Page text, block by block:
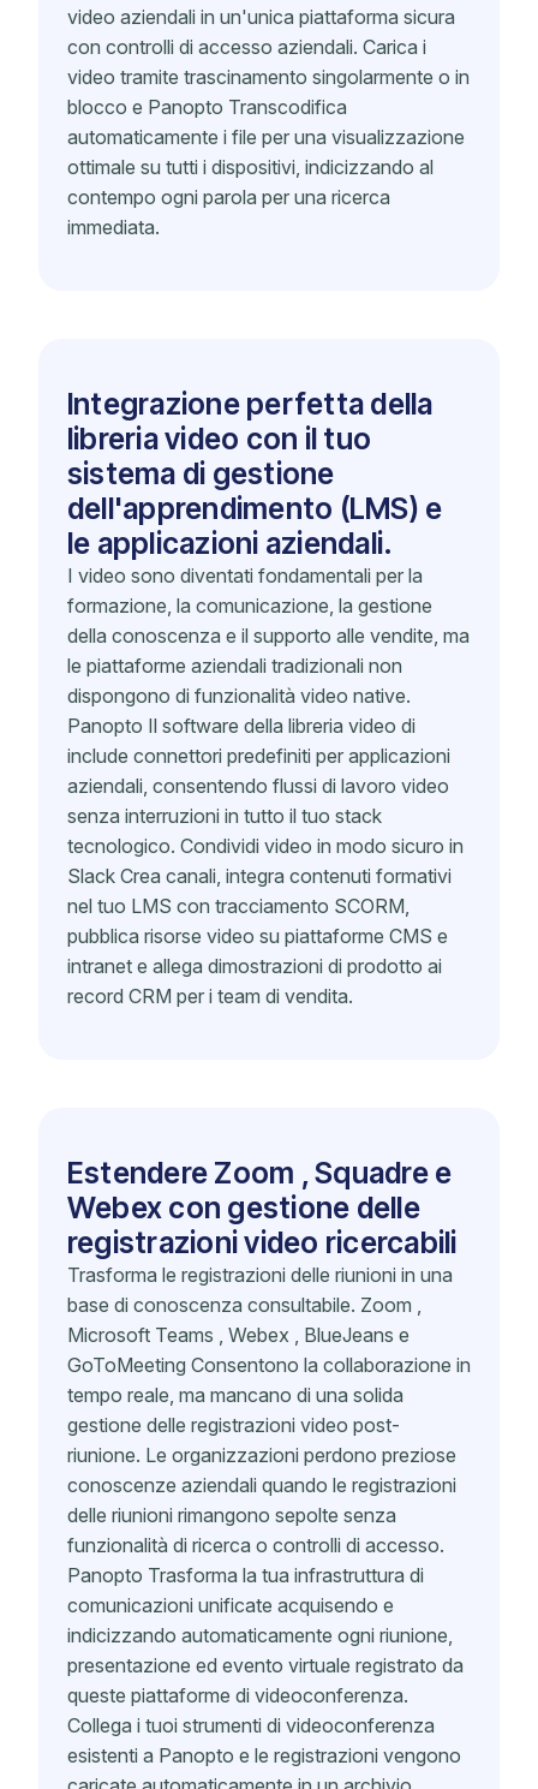
video aziendali in un'unica piattaforma sicura
con controlli di accesso aziendali. Carica i
video tramite trascinamento singolarmente o in
blocco e Panopto Transcodifica
automaticamente i file per una visualizzazione
ottimale su tutti i dispositivi, indicizzando al
contempo ogni parola per una ricerca
immediata.
Integrazione perfetta della
libreria video con il tuo
sistema di gestione
dell'apprendimento (LMS) e
le applicazioni aziendali.
I video sono diventati fondamentali per la
formazione, la comunicazione, la gestione
della conoscenza e il supporto alle vendite, ma
le piattaforme aziendali tradizionali non
dispongono di funzionalità video native.
Panopto Il software della libreria video di
include connettori predefiniti per applicazioni
aziendali, consentendo flussi di lavoro video
senza interruzioni in tutto il tuo stack
tecnologico. Condividi video in modo sicuro in
Slack Crea canali, integra contenuti formativi
nel tuo LMS con tracciamento SCORM,
pubblica risorse video su piattaforme CMS e
intranet e allega dimostrazioni di prodotto ai
record CRM per i team di vendita.
Estendere Zoom , Squadre e
Webex con gestione delle
registrazioni video ricercabili
Trasforma le registrazioni delle riunioni in una
base di conoscenza consultabile. Zoom ,
Microsoft Teams , Webex , BlueJeans e
GoToMeeting Consentono la collaborazione in
tempo reale, ma mancano di una solida
gestione delle registrazioni video post-
riunione. Le organizzazioni perdono preziose
conoscenze aziendali quando le registrazioni
delle riunioni rimangono sepolte senza
funzionalità di ricerca o controlli di accesso.
Panopto Trasforma la tua infrastruttura di
comunicazioni unificate acquisendo e
indicizzando automaticamente ogni riunione,
presentazione ed evento virtuale registrato da
queste piattaforme di videoconferenza.
Collega i tuoi strumenti di videoconferenza
esistenti a Panopto e le registrazioni vengono